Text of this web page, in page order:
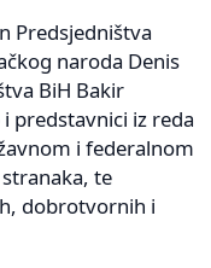
Predsjedništva
naroda Denis
BiH Bakir
predstavnici iz reda
i federalnom
te
dobrotvornih i